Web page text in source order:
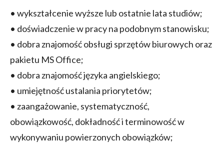
• wykształcenie wyższe lub ostatnie lata studiów;
• doświadczenie w pracy na podobnym stanowisku;
• dobra znajomość obsługi sprzętów biurowych oraz
pakietu MS Office;
• dobra znajomość języka angielskiego;
• umiejętność ustalania priorytetów;
• zaangażowanie, systematyczność,
obowiązkowość, dokładność i terminowość w
wykonywaniu powierzonych obowiązków;